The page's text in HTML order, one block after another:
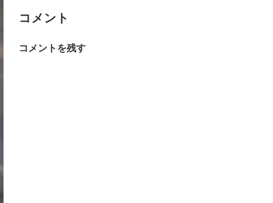
コメント
コメントを残す